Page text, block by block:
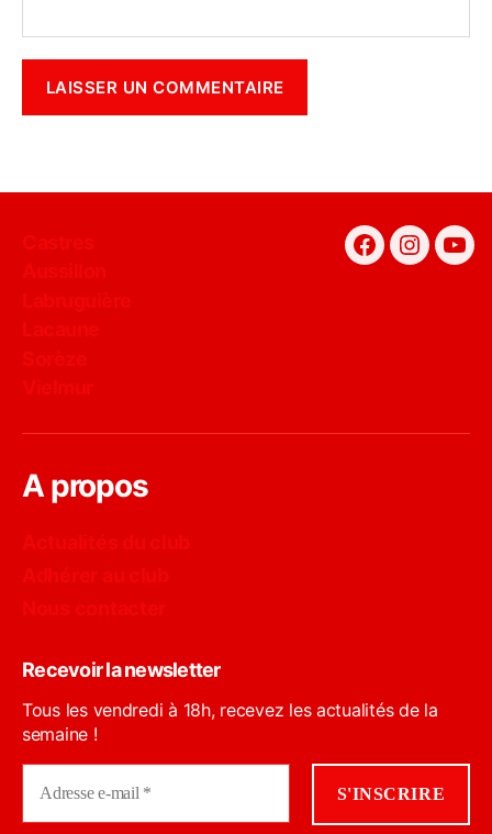
Facebook
A propos
Recevoir la newsletter
Tous les vendredi à 18h, recevez les actualités de la
semaine !